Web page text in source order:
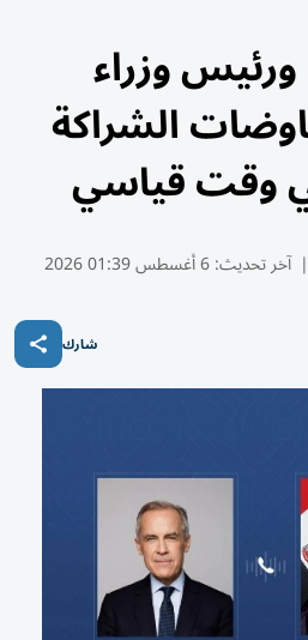
وزراء
الشراكة
وقت قياسي
| آخر تحديث:6 أغسطس 01:39 2026
شارك